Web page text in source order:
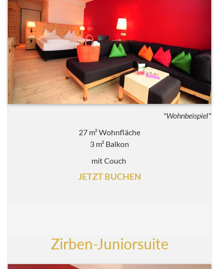
"Wohnbeispiel"
27 m² Wohnfläche
3 m² Balkon
mit Couch
JETZT BUCHEN
Zirben-Juniorsuite